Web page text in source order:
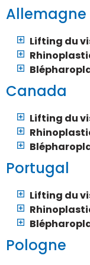
Allemagne
Lifting du
Canada
Lifting du
Portugal
Lifting du
Pologne